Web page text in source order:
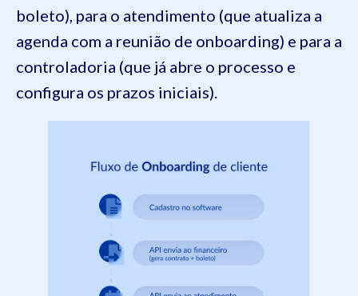
boleto), para o atendimento (que atualiza a
agenda com a reunião de onboarding) e para a
controladoria (que já abre o processo e
configura os prazos iniciais).